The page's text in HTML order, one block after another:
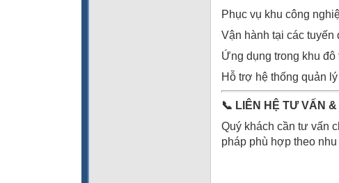
Phục vụ khu công
Vận hành tại các
Ứng dụng trong khu
Hỗ trợ hệ thống quản
📞 LIÊN HỆ TƯ VẤN
Quý khách cần tư vấn
pháp phù hợp theo